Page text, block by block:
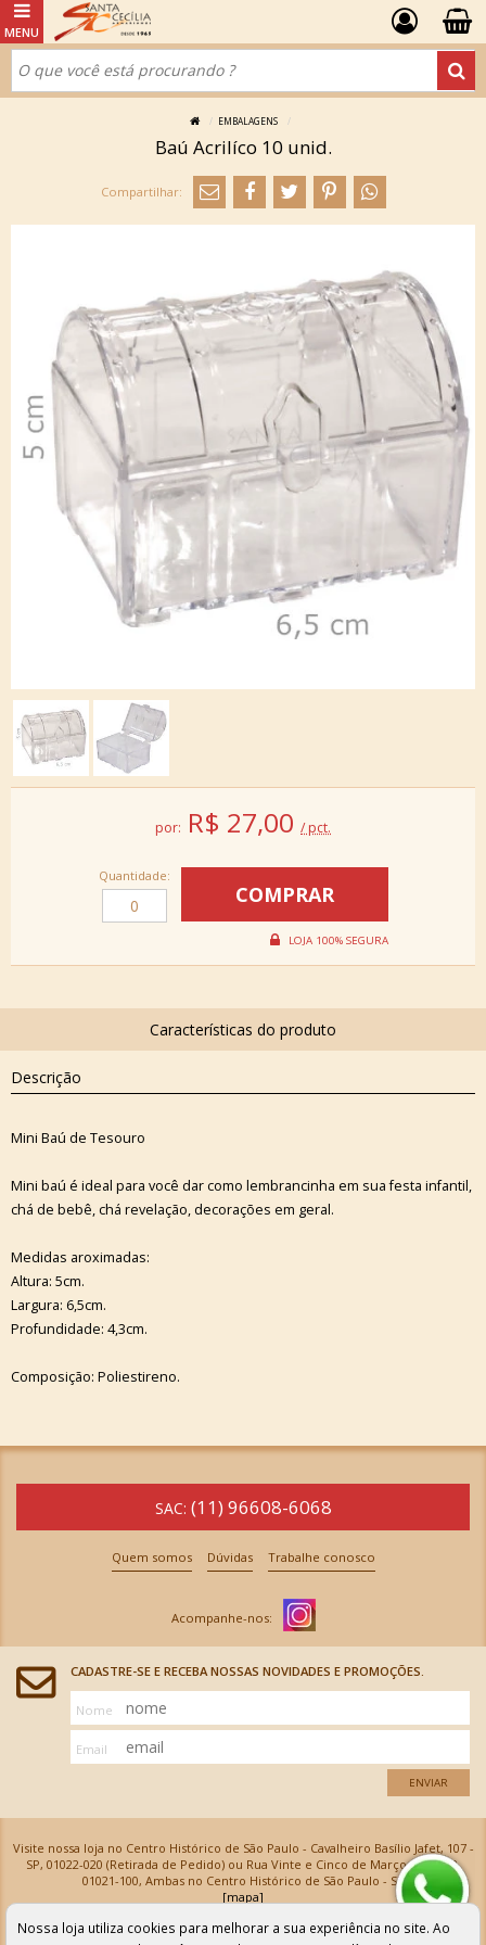
EMBALAGENS
Baú Acrilíco 10 unid.
por: R$ 27,00 / pct.
Quantidade:
Descrição
Mini Baú de Tesouro
Mini baú é ideal para você dar como lembrancinha em sua festa infantil,
chá de bebê, chá revelação, decorações em geral.
Medidas aroximadas:
Altura: 5cm.
Largura: 6,5cm.
Profundidade: 4,3cm.
Composição: Poliestireno.
SAC: (11) 96608-6068
Quem somos Dúvidas Trabalhe conosco
CADASTRE-SE E RECEBA NOSSAS NOVIDADES E PROMOÇÕES.
Nome
Email
ENVIAR
Visite nossa loja no Centro Histórico de São Paulo - Cavalheiro Basílio Jafet, 107 -
SP, 01022-020 (Retirada de Pedido) ou Rua Vinte e Cinco de Março, 576 - SP,
01021-100, Ambas no Centro Histórico de São Paulo - SP
[mapa]
Armarinhos Santa Cecília Ltda | CNPJ: 61.069.639/0001-18
Os preços e as condições de pagamento apresentadas na loja virtual não valem para nossa loja física e
Nossa loja utiliza cookies para melhorar a sua experiência no site. Ao